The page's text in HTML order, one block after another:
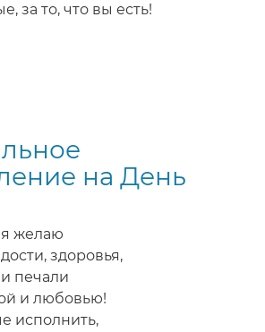
за то, что вы есть!
на День
желаю
здоровья,
печали
и любовью!
исполнить,